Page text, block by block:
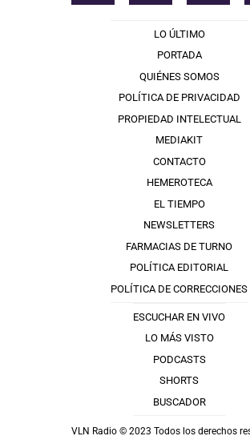
LO ÚLTIMO
PORTADA
QUIÉNES SOMOS
POLÍTICA DE PRIVACIDAD
PROPIEDAD INTELECTUAL
MEDIAKIT
CONTACTO
HEMEROTECA
EL TIEMPO
NEWSLETTERS
FARMACIAS DE TURNO
POLÍTICA EDITORIAL
POLÍTICA DE CORRECCIONES
ESCUCHAR EN VIVO
LO MÁS VISTO
PODCASTS
SHORTS
BUSCADOR
VLN Radio © 2023 Todos los derechos